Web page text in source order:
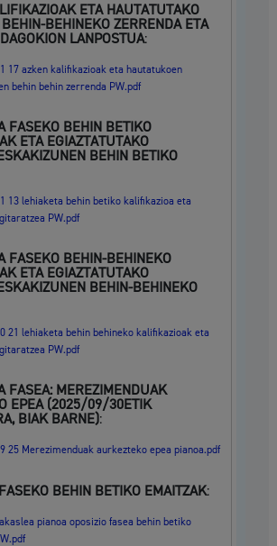
ETA HAUTATUTAKO
BEHINEKO ZERRENDA ETA
LANPOSTUA:
17 azken kalifikazioak eta hautatukoen
behin behin zerrenda PW.pdf
FASEKO BEHIN BETIKO
ETA EGIAZTATUTAKO
BEHIN BETIKO
13 lehiaketa behin betiko kalifikazioa eta
PW.pdf
FASEKO BEHIN-BEHINEKO
ETA EGIAZTATUTAKO
BEHIN-BEHINEKO
21 lehiaketa behin behineko kalifikazioak eta
PW.pdf
FASEA: MEREZIMENDUAK
EPEA (2025/09/30ETIK
BIAK BARNE):
25 Merezimenduak aurkezteko epea pianoa.pdf
BEHIN BETIKO EMAITZAK:
pianoa oposizio fasea behin betiko